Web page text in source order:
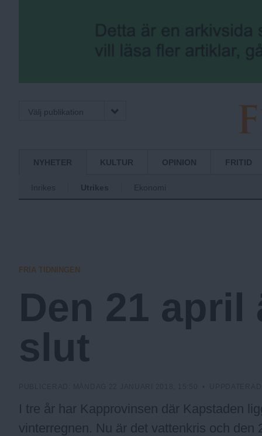
Välj publikation
F
r
a
.
N
u
NYHETER KULTUR OPINION FRITID
Inrikes Utrikes Ekonomi
FRIA TIDNINGEN
Den 21 april
slut
I tre år har Kapprovinsen där Kapstaden
vinterregnen. Nu är det vattenkris och den